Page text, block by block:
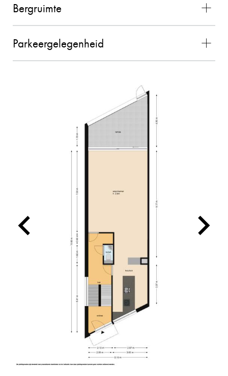
Bergruimte
Parkeergelegenheid
10 MEVROUW MEULENDIJKS
verliep geweldig! We hebben ervaren dat
Charles kundig is, persoonlijke contact
belangrijk vindt en dat hij aan de slag gaat met
hetzelfde doel. Hij denkt graag mee en is
makkelijk en snel te bereiken. Voor ons een
absolute aanrader!
Charles heeft ons uitstekend geholpen bij de
verkoop van onze woning. Hij is een prettige
persoon en heeft goed geluisterd naar onze
wensen in relatie tot de actuele huizenmarkt. De
verkoop verliep voorspoedig. Wij bevelen zijn
dienstverlening van harte aan.
2026-05-13